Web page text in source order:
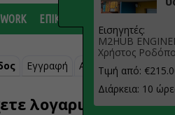
ΕΠΙΚΟΙΝΩΝΙΑ
Εγγραφή Ανάκτηση κωδικού
λογαριασμό;
Εισηγητές:
M2HUB
Χρήστος
Τιμή από:
Διάρκεια: 10